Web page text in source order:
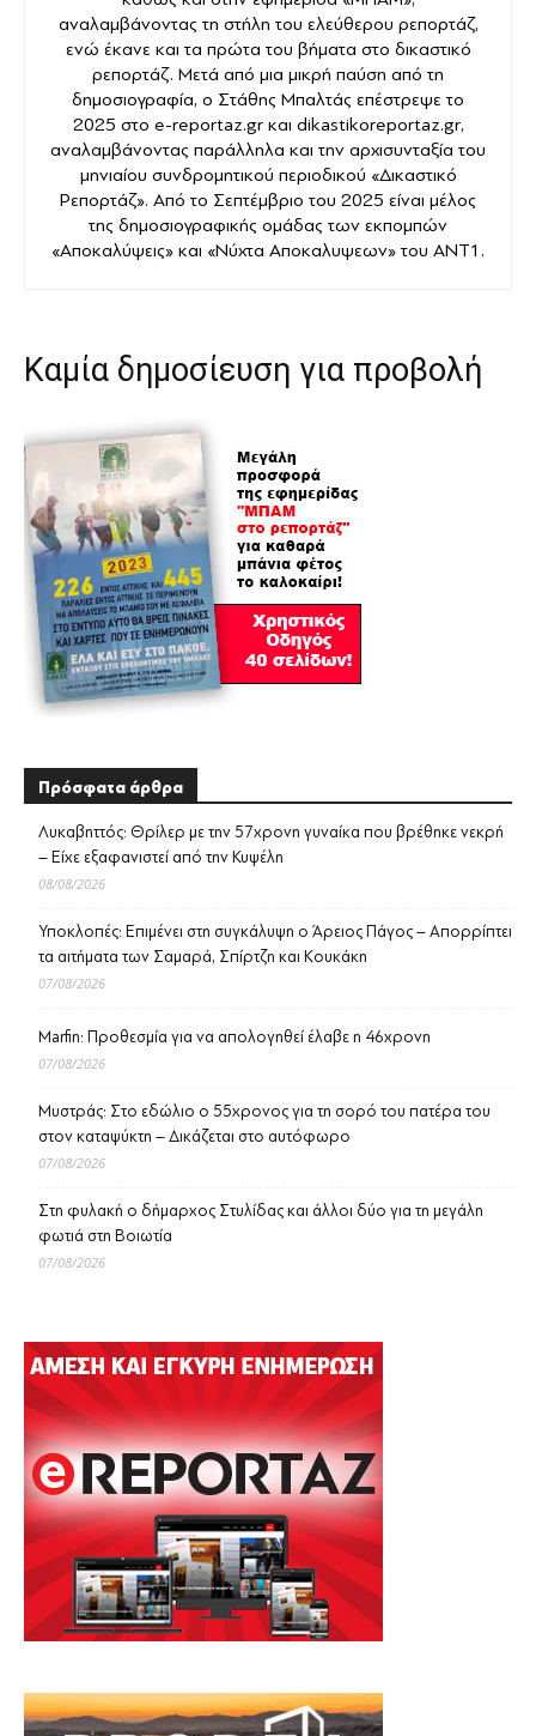
αναλαμβάνοντας τη στήλη του ελεύθερου ρεπορτάζ,
ενώ έκανε και τα πρώτα του βήματα στο δικαστικό
ρεπορτάζ. Μετά από μια μικρή παύση από τη
δημοσιογραφία, ο Στάθης Μπαλτάς επέστρεψε το
2025 στο e-reportaz.gr και dikastikoreportaz.gr,
αναλαμβάνοντας παράλληλα και την αρχισυνταξία του
μηνιαίου συνδρομητικού περιοδικού «Δικαστικό
Ρεπορτάζ». Από το Σεπτέμβριο του 2025 είναι μέλος
της δημοσιογραφικής ομάδας των εκπομπών
«Αποκαλύψεις» και «Νύχτα Αποκαλυψεων» του ANT1.
Καμία δημοσίευση για προβολή
Πρόσφατα άρθρα
Λυκαβηττός: Θρίλερ με την 57χρονη γυναίκα που βρέθηκε νεκρή
– Είχε εξαφανιστεί από την Κυψέλη
08/08/2026
Υποκλοπές: Επιμένει στη συγκάλυψη ο Άρειος Πάγος – Απορρίπτει
τα αιτήματα των Σαμαρά, Σπίρτζη και Κουκάκη
07/08/2026
Marfin: Προθεσμία για να απολογηθεί έλαβε η 46χρονη
07/08/2026
Μυστράς: Στο εδώλιο ο 55χρονος για τη σορό του πατέρα του
στον καταψύκτη – Δικάζεται στο αυτόφωρο
07/08/2026
Στη φυλακή ο δήμαρχος Στυλίδας και άλλοι δύο για τη μεγάλη
φωτιά στη Βοιωτία
07/08/2026